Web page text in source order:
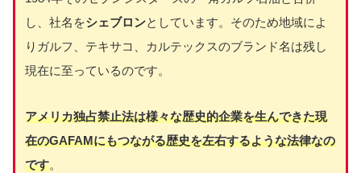
し、社名をシェブロンとしています。そのため地域によ
りガルフ、テキサコ、カルテックスのブランド名は残し
現在に至っているのです。
アメリカ独占禁止法は様々な歴史的企業を生んできた現
在のGAFAMにもつながる歴史を左右するような法律なの
です。